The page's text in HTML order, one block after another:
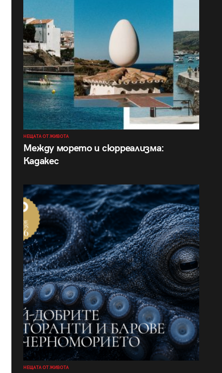
НЕЩАТА ОТ ЖИВОТА
Между морето и сюрреализма:
Кадакес
НЕЩАТА ОТ ЖИВОТА